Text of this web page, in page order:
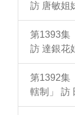
訪 唐敏姐
第1393集
訪 達銀花
第1392集
轄制」 訪